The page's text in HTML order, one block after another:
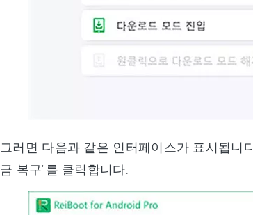
그러면 다음과 같은 인터페이스가 표시됩니
금 복구"를 클릭합니다.